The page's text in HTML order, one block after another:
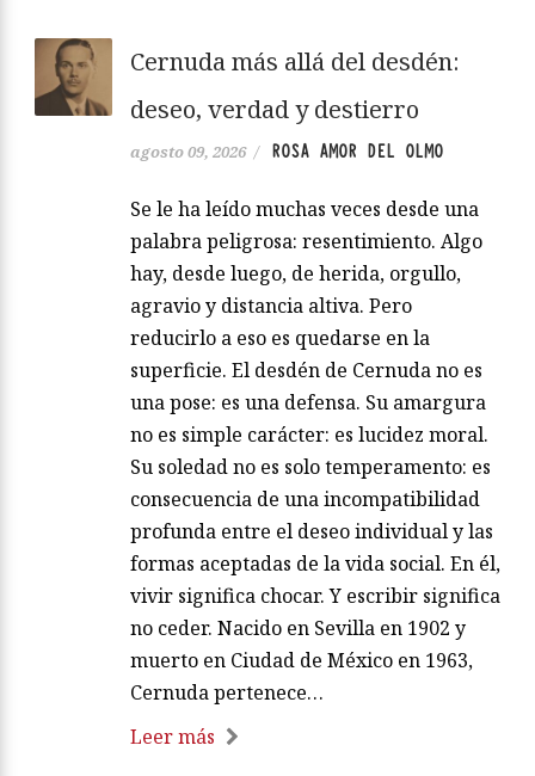
Cernuda más allá del desdén:
deseo, verdad y destierro
agosto 09, 2026 / ROSA AMOR DEL OLMO
Se le ha leído muchas veces desde una
palabra peligrosa: resentimiento. Algo
hay, desde luego, de herida, orgullo,
agravio y distancia altiva. Pero
reducirlo a eso es quedarse en la
superficie. El desdén de Cernuda no es
una pose: es una defensa. Su amargura
no es simple carácter: es lucidez moral.
Su soledad no es solo temperamento: es
consecuencia de una incompatibilidad
profunda entre el deseo individual y las
formas aceptadas de la vida social. En él,
vivir significa chocar. Y escribir significa
no ceder. Nacido en Sevilla en 1902 y
muerto en Ciudad de México en 1963,
Cernuda pertenece…
Leer más